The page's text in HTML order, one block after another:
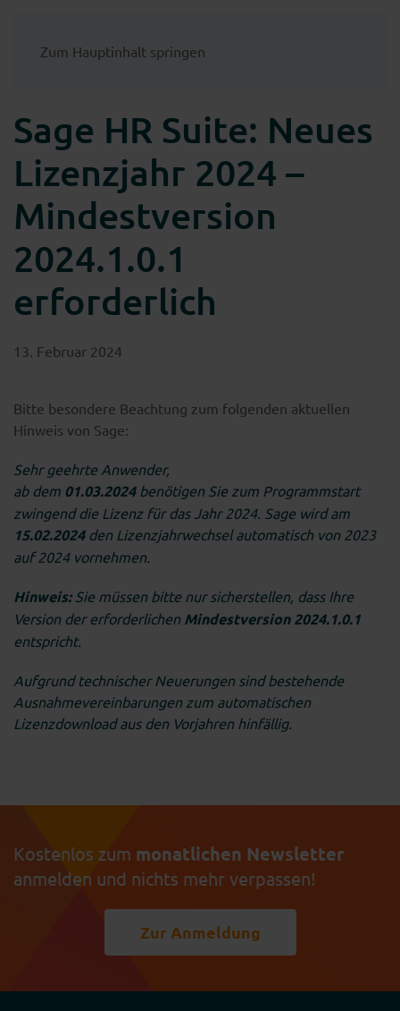
Zum Hauptinhalt springen
Sage HR Suite: Neues
Lizenzjahr 2024 –
Mindestversion
2024.1.0.1
erforderlich
13. Februar 2024
Bitte besondere Beachtung zum folgenden aktuellen
Hinweis von Sage:
Sehr geehrte Anwender,
ab dem 01.03.2024benötigen Sie zum Programmstart
zwingend die Lizenz für das Jahr 2024. Sage wird am
15.02.2024den Lizenzjahrwechselautomatisch von 2023
auf 2024 vornehmen.
Hinweis:Sie müssen bitte nur sicherstellen, dass Ihre
Version der erforderlichen Mindestversion 2024.1.0.1
entspricht.
Aufgrund technischer Neuerungen sind bestehende
Ausnahmevereinbarungen zum automatischen
Lizenzdownload aus den Vorjahren hinfällig.
Kostenlos zum monatlichen Newsletter
anmelden und nichts mehr verpassen!
Zur Anmeldung